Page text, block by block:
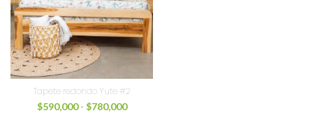
Tapete redondo Yute #2
$590,000 - $780,000